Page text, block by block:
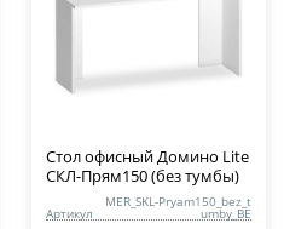
Стол офисный Домино Lite
СКЛ-Прям150 (без тумбы)
Артикул
MER_SKL-Pryam150_bez_t
umby_BE